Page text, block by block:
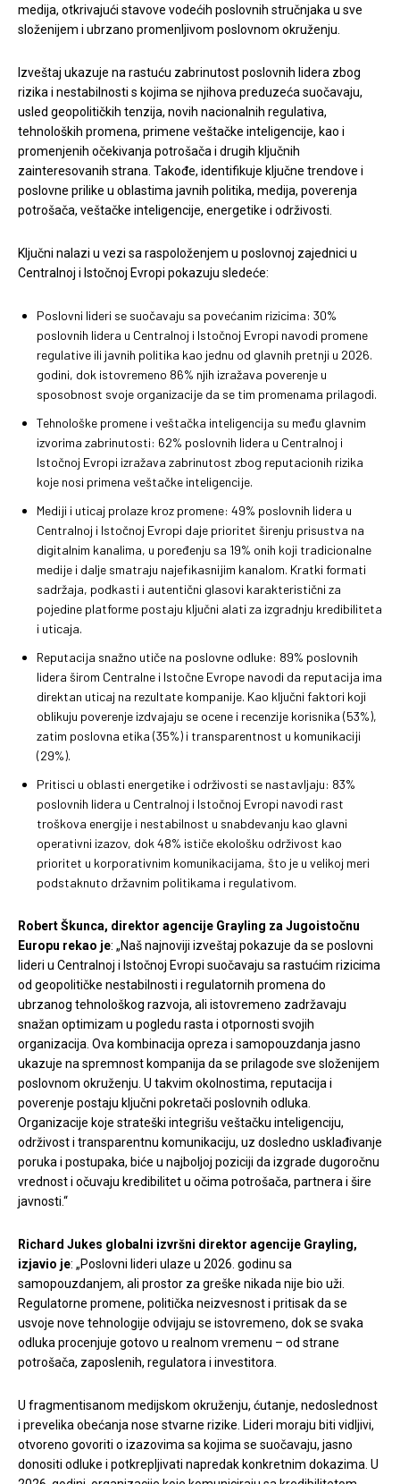
medija, otkrivajući stavove vodećih poslovnih stručnjaka u sve
složenijem i ubrzano promenljivom poslovnom okruženju.
Izveštaj ukazuje na rastuću zabrinutost poslovnih lidera zbog
rizika i nestabilnosti s kojima se njihova preduzeća suočavaju,
usled geopolitičkih tenzija, novih nacionalnih regulativa,
tehnoloških promena, primene veštačke inteligencije, kao i
promenjenih očekivanja potrošača i drugih ključnih
zainteresovanih strana. Takođe, identifikuje ključne trendove i
poslovne prilike u oblastima javnih politika, medija, poverenja
potrošača, veštačke inteligencije, energetike i održivosti.
Ključni nalazi u vezi sa raspoloženjem u poslovnoj zajednici u
Centralnoj i Istočnoj Evropi pokazuju sledeće:
Poslovni lideri se suočavaju sa povećanim rizicima: 30%
poslovnih lidera u Centralnoj i Istočnoj Evropi navodi promene
regulative ili javnih politika kao jednu od glavnih pretnji u 2026.
godini, dok istovremeno 86% njih izražava poverenje u
sposobnost svoje organizacije da se tim promenama prilagodi.
Tehnološke promene i veštačka inteligencija su među glavnim
izvorima zabrinutosti: 62% poslovnih lidera u Centralnoj i
Istočnoj Evropi izražava zabrinutost zbog reputacionih rizika
koje nosi primena veštačke inteligencije.
Mediji i uticaj prolaze kroz promene: 49% poslovnih lidera u
Centralnoj i Istočnoj Evropi daje prioritet širenju prisustva na
digitalnim kanalima, u poređenju sa 19% onih koji tradicionalne
medije i dalje smatraju najefikasnijim kanalom. Kratki formati
sadržaja, podkasti i autentični glasovi karakteristični za
pojedine platforme postaju ključni alati za izgradnju kredibiliteta
i uticaja.
Reputacija snažno utiče na poslovne odluke: 89% poslovnih
lidera širom Centralne i Istočne Evrope navodi da reputacija ima
direktan uticaj na rezultate kompanije. Kao ključni faktori koji
oblikuju poverenje izdvajaju se ocene i recenzije korisnika (53%),
zatim poslovna etika (35%) i transparentnost u komunikaciji
(29%).
Pritisci u oblasti energetike i održivosti se nastavljaju: 83%
poslovnih lidera u Centralnoj i Istočnoj Evropi navodi rast
troškova energije i nestabilnost u snabdevanju kao glavni
operativni izazov, dok 48% ističe ekološku održivost kao
prioritet u korporativnim komunikacijama, što je u velikoj meri
podstaknuto državnim politikama i regulativom.
Robert Škunca, direktor agencije Grayling za Jugoistočnu
Europu rekao je: „Naš najnoviji izveštaj pokazuje da se poslovni
lideri u Centralnoj i Istočnoj Evropi suočavaju sa rastućim rizicima
od geopolitičke nestabilnosti i regulatornih promena do
ubrzanog tehnološkog razvoja, ali istovremeno zadržavaju
snažan optimizam u pogledu rasta i otpornosti svojih
organizacija. Ova kombinacija opreza i samopouzdanja jasno
ukazuje na spremnost kompanija da se prilagode sve složenijem
poslovnom okruženju. U takvim okolnostima, reputacija i
poverenje postaju ključni pokretači poslovnih odluka.
Organizacije koje strateški integrišu veštačku inteligenciju,
održivost i transparentnu komunikaciju, uz dosledno usklađivanje
poruka i postupaka, biće u najboljoj poziciji da izgrade dugoročnu
vrednost i očuvaju kredibilitet u očima potrošača, partnera i šire
javnosti.“
Richard Jukes globalni izvršni direktor agencije Grayling,
izjavio je: „Poslovni lideri ulaze u 2026. godinu sa
samopouzdanjem, ali prostor za greške nikada nije bio uži.
Regulatorne promene, politička neizvesnost i pritisak da se
usvoje nove tehnologije odvijaju se istovremeno, dok se svaka
odluka procenjuje gotovo u realnom vremenu – od strane
potrošača, zaposlenih, regulatora i investitora.
U fragmentisanom medijskom okruženju, ćutanje, nedoslednost
i prevelika obećanja nose stvarne rizike. Lideri moraju biti vidljivi,
otvoreno govoriti o izazovima sa kojima se suočavaju, jasno
donositi odluke i potkrepljivati napredak konkretnim dokazima. U